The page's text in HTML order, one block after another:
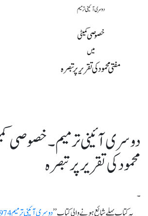
دوسری آئینی ترمیم ۔ خصوصی
محمود کی تقریر پر تبصرہ
۔
یہ کتاب پہلے شائع ہونے والی کتاب ’’